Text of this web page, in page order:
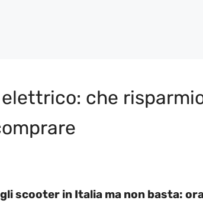
che
scooter in Italia ma non basta: ora